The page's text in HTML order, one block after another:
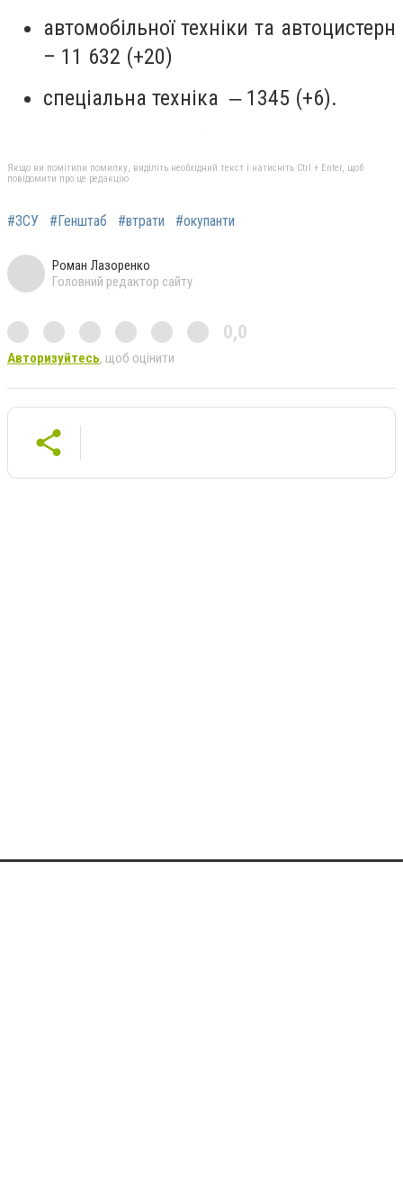
автомобільної техніки та автоцистерн
– 11 632 (+20)
спеціальна техніка ‒ 1345 (+6).
Якщо ви помітили помилку, виділіть необхідний текст і натисніть Ctrl + Enter, щоб
повідомити про це редакцію
#ЗСУ #Генштаб #втрати #окупанти
Роман Лазоренко
Головний редактор сайту
0,0
Авторизуйтесь, щоб оцінити